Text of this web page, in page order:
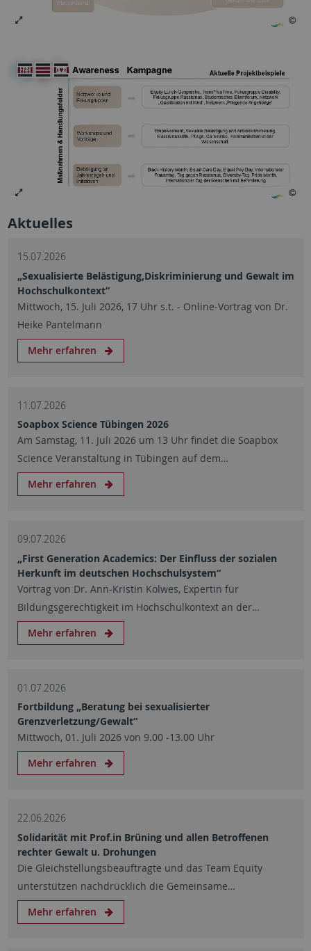
Aktuelles
15.07.2026
„Sexualisierte Belästigung,Diskriminierung und Gewalt im
Hochschulkontext“
Mittwoch, 15. Juli 2026, 17 Uhr s.t. - Online-Vortrag von Dr.
Heike Pantelmann
Mehr erfahren
11.07.2026
Soapbox Science Tübingen 2026
Am Samstag, 11. Juli 2026 um 13 Uhr findet die Soapbox
Science Veranstaltung in Tübingen auf dem…
Mehr erfahren
09.07.2026
„First Generation Academics: Der Einfluss der sozialen
Herkunft im deutschen Hochschulsystem“
Vortrag von Dr. Ann-Kristin Kolwes, Expertin für
Bildungsgerechtigkeit im Hochschulkontext an der…
Mehr erfahren
01.07.2026
Fortbildung „Beratung bei sexualisierter
Grenzverletzung/Gewalt“
Mittwoch, 01. Juli 2026 von 9.00 -13.00 Uhr
Mehr erfahren
22.06.2026
Solidarität mit Prof.in Brüning und allen Betroffenen
rechter Gewalt u. Drohungen
Die Gleichstellungsbeauftragte und das Team Equity
unterstützen nachdrücklich die Gemeinsame…
Mehr erfahren